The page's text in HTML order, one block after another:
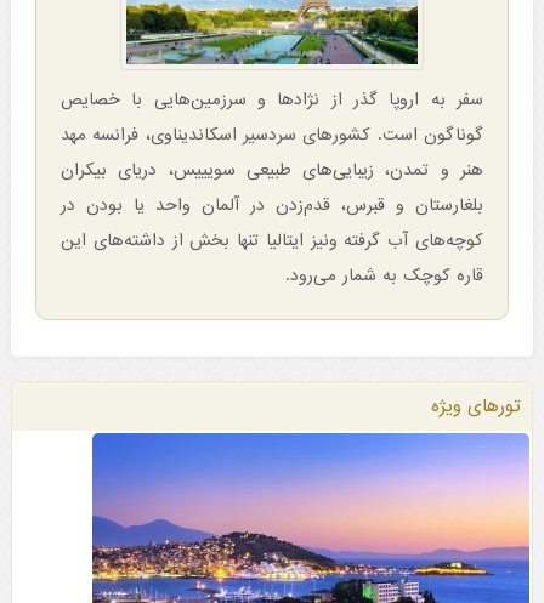
سفر به اروپا گذر از نژادها و سرزمین‌هایی با خصایص
گوناگون است. کشورهای سردسیر اسکاندیناوی، فرانسه مهد
هنر و تمدن، زیبایی‌های طبیعی سویییس، دریای بیکران
بلغارستان و قبرس، قدم‌زدن در آلمان واحد یا بودن در
کوچه‌های آب گرفته ونیز ایتالیا تنها بخش از داشته‌های این
قاره کوچک به شمار می‌رود.
تورهای ویژه